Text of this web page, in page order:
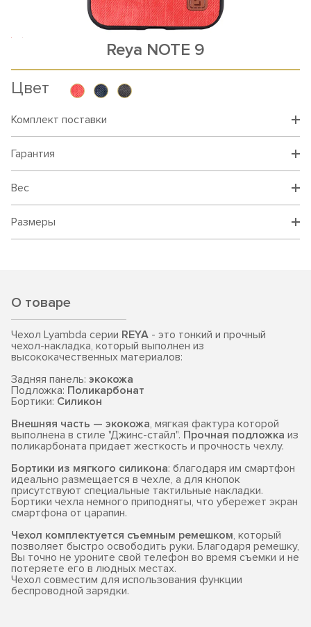
Reya NOTE 9
Цвет
Комплект поставки
Гарантия
Вес
Размеры
О товаре
Чехол Lyambda серии REYA - это тонкий и прочный
чехол-накладка, который выполнен из
высококачественных материалов:
Задняя панель: экокожа
Подложка: Поликарбонат
Бортики: Силикон
Внешняя часть — экокожа, мягкая фактура которой
выполнена в стиле "Джинс-стайл". Прочная подложка из
поликарбоната придает жесткость и прочность чехлу.
Бортики из мягкого силикона: благодаря им смартфон
идеально размещается в чехле, а для кнопок
присутствуют специальные тактильные накладки.
Бортики чехла немного приподняты, что убережет экран
смартфона от царапин.
Чехол комплектуется съемным ремешком, который
позволяет быстро освободить руки. Благодаря ремешку,
Вы точно не уроните свой телефон во время съемки и не
потеряете его в людных местах.
Чехол совместим для использования функции
беспроводной зарядки.